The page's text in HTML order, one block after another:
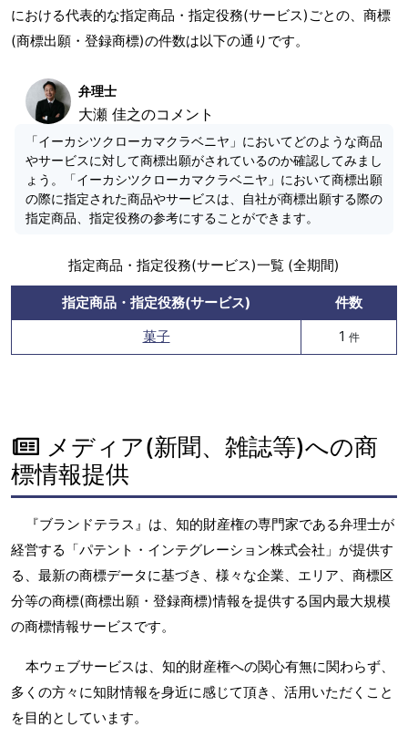
における代表的な指定商品・指定役務(サービス)ごとの、商標
(商標出願・登録商標)の件数は以下の通りです。
弁理士
大瀬 佳之のコメント
「イーカシツクローカマクラベニヤ」においてどのような商品
やサービスに対して商標出願がされているのか確認してみまし
ょう。「イーカシツクローカマクラベニヤ」において商標出願
の際に指定された商品やサービスは、自社が商標出願する際の
指定商品、指定役務の参考にすることができます。
指定商品・指定役務(サービス)一覧 (全期間)
指定商品・指定役務(サービス)
件数
菓子
1 件
メディア(新聞、雑誌等)への商
標情報提供
『ブランドテラス』は、知的財産権の専門家である弁理士が
経営する「パテント・インテグレーション株式会社」が提供す
る、最新の商標データに基づき、様々な企業、エリア、商標区
分等の商標(商標出願・登録商標)情報を提供する国内最大規模
の商標情報サービスです。
本ウェブサービスは、知的財産権への関心有無に関わらず、
多くの方々に知財情報を身近に感じて頂き、活用いただくこと
を目的としています。